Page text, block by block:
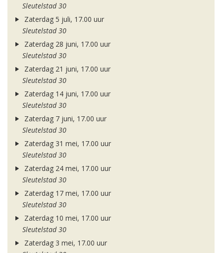
Sleutelstad 30
Zaterdag 5 juli, 17.00 uur
Sleutelstad 30
Zaterdag 28 juni, 17.00 uur
Sleutelstad 30
Zaterdag 21 juni, 17.00 uur
Sleutelstad 30
Zaterdag 14 juni, 17.00 uur
Sleutelstad 30
Zaterdag 7 juni, 17.00 uur
Sleutelstad 30
Zaterdag 31 mei, 17.00 uur
Sleutelstad 30
Zaterdag 24 mei, 17.00 uur
Sleutelstad 30
Zaterdag 17 mei, 17.00 uur
Sleutelstad 30
Zaterdag 10 mei, 17.00 uur
Sleutelstad 30
Zaterdag 3 mei, 17.00 uur